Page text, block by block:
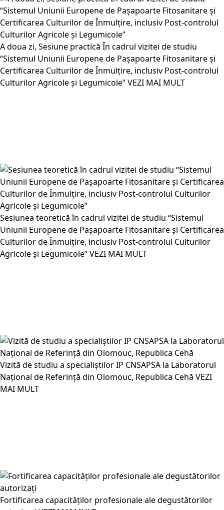
A doua zi, Sesiune practică În cadrul vizitei de studiu
“Sistemul Uniunii Europene de Pașapoarte Fitosanitare și
Certificarea Culturilor de Înmulțire, inclusiv Post-controlul
Culturilor Agricole și Legumicole”VEZI MAI MULT
Sesiunea teoretică în cadrul vizitei de studiu “Sistemul
Uniunii Europene de Pașapoarte Fitosanitare și Certificarea
Culturilor de Înmulțire, inclusiv Post-controlul Culturilor
Agricole și Legumicole”VEZI MAI MULT
Vizită de studiu a specialiștilor IP CNSAPSA la Laboratorul
Național de Referință din Olomouc, Republica Cehă VEZI
MAI MULT
Fortificarea capacităților profesionale ale degustătorilor